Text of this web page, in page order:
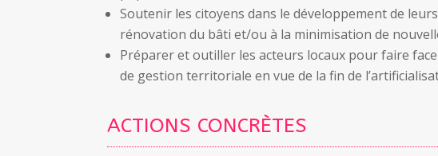
Soutenir les citoyens dans le développement de
rénovation du bâti et/ou à la minimisation de
Préparer et outiller les acteurs locaux pour faire
de gestion territoriale en vue de la fin de
ACTIONS CONCRÈTES